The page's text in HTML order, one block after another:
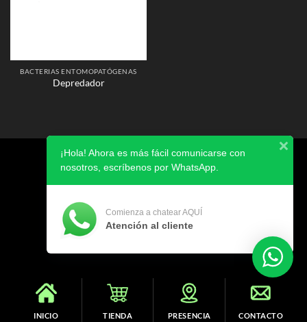
BACTERIAS ENTOMOPATÓGENAS
Depredador
INICIO TIENDA PRESENCIA CONTACTO
AVISO DE PRIVACIDAD
Copyright 2026 ©
¡Hola! Ahora es más fácil comunicarse con
nosotros, escríbenos por WhatsApp.
Comienza a chatear AQUÍ
Atención al cliente